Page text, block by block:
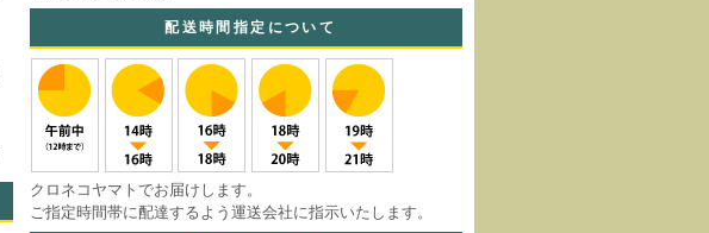
配送時間指定について
クロネコヤマトでお届けします。
ご指定時間帯に配達するよう運送会社に指示いたします。